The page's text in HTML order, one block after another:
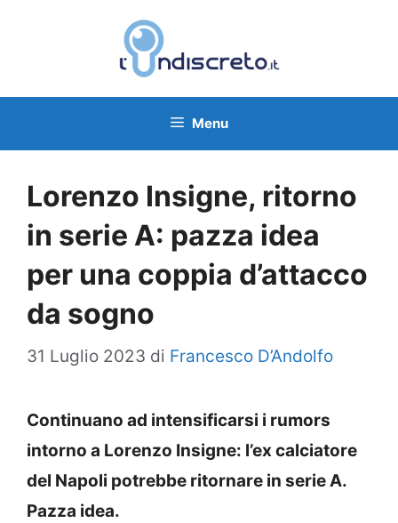
Menu
Lorenzo Insigne, ritorno
in serie A: pazza idea
per una coppia d’attacco
da sogno
31 Luglio 2023 di Francesco D’Andolfo
Continuano ad intensificarsi i rumors
intorno a Lorenzo Insigne: l’ex calciatore
del Napoli potrebbe ritornare in serie A.
Pazza idea.